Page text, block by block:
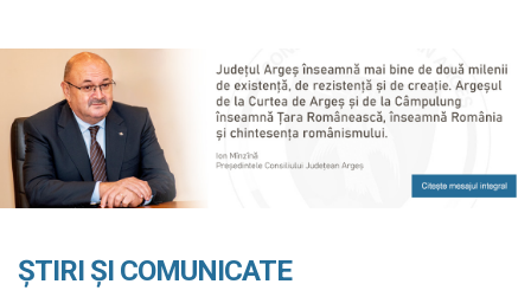
ȘTIRI ȘI COMUNICATE